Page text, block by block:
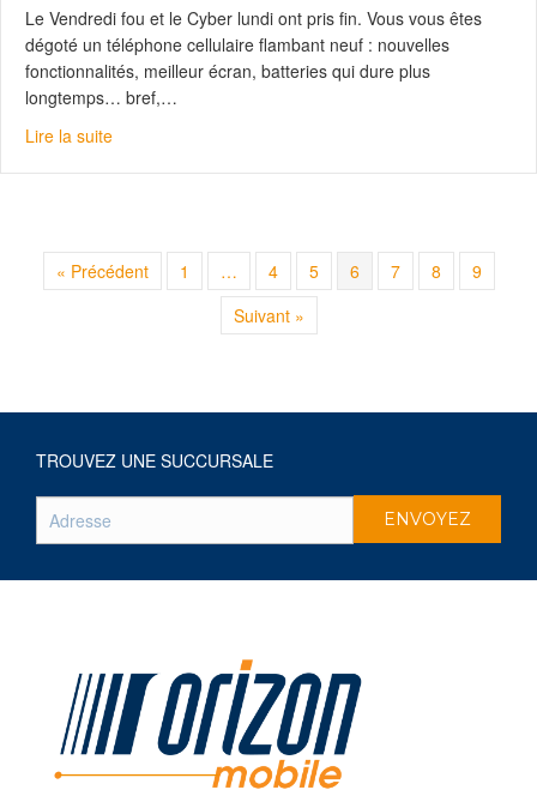
Le Vendredi fou et le Cyber lundi ont pris fin. Vous vous êtes
dégoté un téléphone cellulaire flambant neuf : nouvelles
fonctionnalités, meilleur écran, batteries qui dure plus
longtemps… bref,…
Lire la suiteabout Quoi faire avec un vieux téléphone intelligent :
« Précédent 1 … 4 5 6 7 8
9
Suivant »
TROUVEZ UNE SUCCURSALE